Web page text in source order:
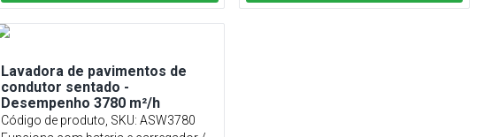
Lavadora de pavimentos de
condutor sentado -
Desempenho 3780 m²/h
Código de produto, SKU:ASW3780